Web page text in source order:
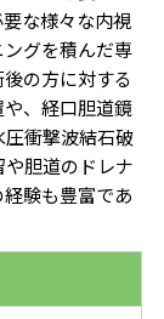
な様々な内視
グを積んだ専
の方に対する
、経口胆道鏡
衝撃波結石破
胆道のドレナ
験も豊富であ